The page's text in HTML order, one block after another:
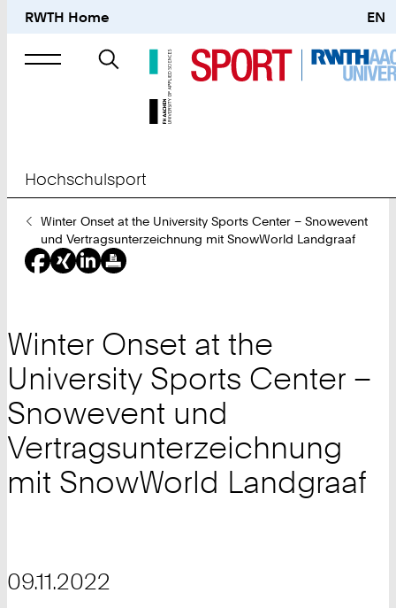
RWTH Home EN
Suche
nach
Hochschulsport
Sie
sind
hier:
Winter Onset at the University Sports Center – Snowevent
und Vertragsunterzeichnung mit SnowWorld Landgraaf
Winter Onset at the
University Sports Center –
Snowevent und
Vertragsunterzeichnung
mit SnowWorld Landgraaf
09.11.2022